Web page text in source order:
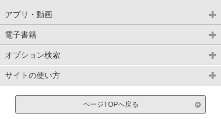
アプリ・動画
電子書籍
オプション検索
サイトの使い方
ページTOPへ戻る